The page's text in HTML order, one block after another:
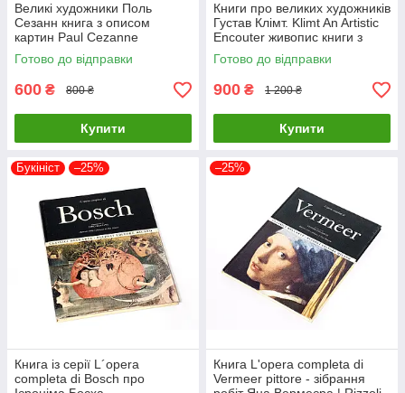
Великі художники Поль
Сезанн книга з описом
картин Paul Cezanne
Masterpieces of Art. Dr Julian
Beecroft
Готово до відправки
600 ₴ 800 ₴
Купити
Книги про великих художників
Густав Клімт. Klimt An Artistic
Encouter живопис книги з
історії мистецтва
Готово до відправки
900 ₴ 1 200 ₴
Купити
Букініст –25%
Книга із серії L´opera
completa di Bosch про
–25%
Книга L'opera completa di
Vermeer pittore - зібрання